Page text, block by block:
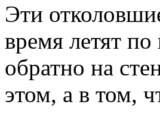
Эти
время летят по
обратно на
этом, а в том,